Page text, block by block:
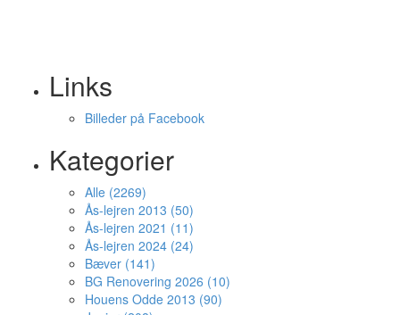
Links
Billeder på Facebook
Kategorier
Alle (2269)
Ås-lejren 2013 (50)
Ås-lejren 2021 (11)
Ås-lejren 2024 (24)
Bæver (141)
BG Renovering 2026 (10)
Houens Odde 2013 (90)